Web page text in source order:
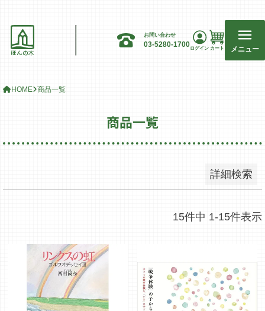
ほんの木
お問い合わせ
03-5280-1700ログイン カート メニュー
HOME 商品一覧
商品一覧
詳細検索
優先度順
キーワードヒット順
15件中 1-15件表示